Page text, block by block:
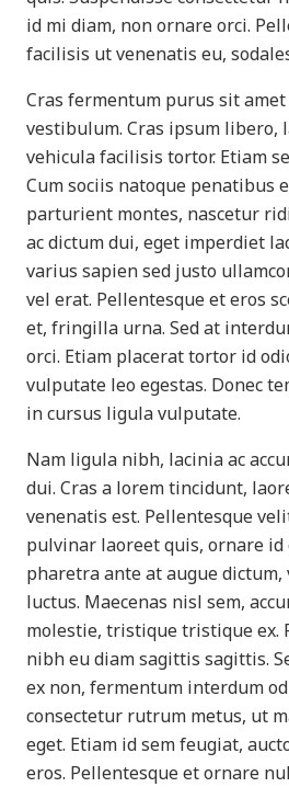
id mi diam, non ornare orci.
facilisis ut venenatis eu,
Cras fermentum purus sit
vestibulum. Cras ipsum libero,
vehicula facilisis tortor. Etiam
Cum sociis natoque penatibus
parturient montes, nascetur
ac dictum dui, eget imperdiet
varius sapien sed justo
vel erat. Pellentesque et eros
et, fringilla urna. Sed at
orci. Etiam placerat tortor id
vulputate leo egestas. Donec
in cursus ligula vulputate.
Nam ligula nibh, lacinia ac
dui. Cras a lorem tincidunt,
venenatis est. Pellentesque
pulvinar laoreet quis, ornare id
pharetra ante at augue
luctus. Maecenas nisl sem,
molestie, tristique tristique ex.
nibh eu diam sagittis sagittis.
ex non, fermentum interdum
consectetur rutrum metus, ut
eget. Etiam id sem feugiat,
eros. Pellentesque et ornare